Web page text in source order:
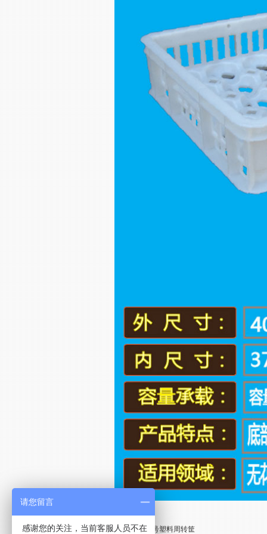
上一条：K377号塑料周转筐
请您留言
感谢您的关注，当前客服人员不在